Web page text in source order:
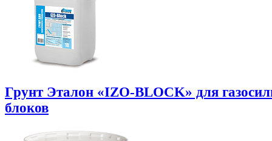
Грунт Эталон «IZO-BLOCK» для
блоков